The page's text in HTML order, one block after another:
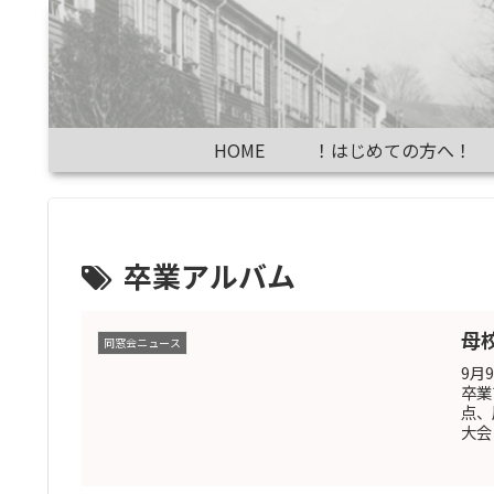
HOME ！はじめての方へ！
卒業アルバム
同窓会ニュース 母
9月
卒
点
大